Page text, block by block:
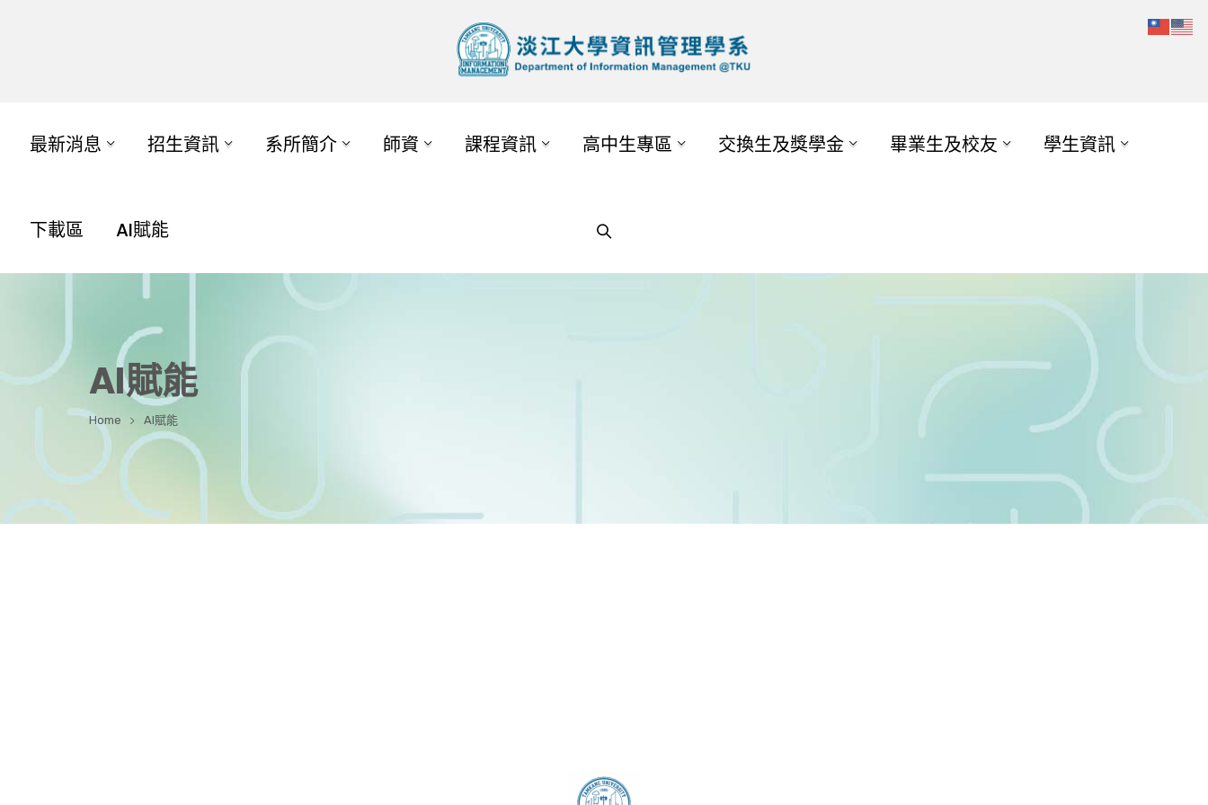
最新消息 招生資訊 系所簡介 師資 課程資訊 高中生專區 交換生及獎學金 畢業生及校友 學生資訊
下載區 AI賦能
AI賦能
Home AI賦能